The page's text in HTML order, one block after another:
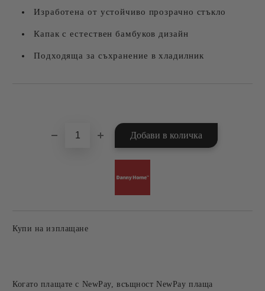
Изработена от устойчиво прозрачно стъкло
Капак с естествен бамбуков дизайн
Подходяща за съхранение в хладилник
Купи на изплащане
Когато плащате с NewPay, всъщност NewPay плаща